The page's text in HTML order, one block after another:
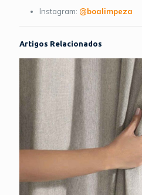
Instagram: @boalimpeza
Artigos Relacionados